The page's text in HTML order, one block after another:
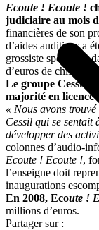
Ecoute ! Ecoute !
judiciaire au mois
financières de son
d’aides auditives a
grossiste spécialisé
d’euros de chiffre
Le groupe Cessil
majorité en licence
« Nous avons
Cessil qui se sentait
développer des
colonnes d’audio-
Ecoute ! Ecoute !,
l’enseigne doit
inaugurations
En 2008, Ecoute !
millions d’euros.
Partager sur :